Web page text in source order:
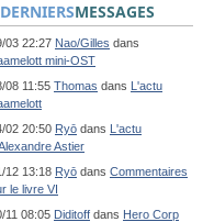
DERNIERSMESSAGES
03 22:27 Nao/Gilles dans
mini-OST
08 11:55 Thomas dans L'actu
02 20:50 Ryō dans L'actu
Astier
12 13:18 Ryō dans Commentaires
le livre VI
11 08:05 Diditoff dans Hero Corp